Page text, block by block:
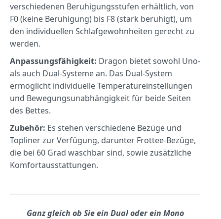
verschiedenen Beruhigungsstufen erhältlich, von
F0 (keine Beruhigung) bis F8 (stark beruhigt), um
den individuellen Schlafgewohnheiten gerecht zu
werden.
Anpassungsfähigkeit: Dragon bietet sowohl Uno-
als auch Dual-Systeme an. Das Dual-System
ermöglicht individuelle Temperatureinstellungen
und Bewegungsunabhängigkeit für beide Seiten
des Bettes.
Zubehör: Es stehen verschiedene Bezüge und
Topliner zur Verfügung, darunter Frottee-Bezüge,
die bei 60 Grad waschbar sind, sowie zusätzliche
Komfortausstattungen.
Ganz gleich ob Sie ein Dual oder ein Mono